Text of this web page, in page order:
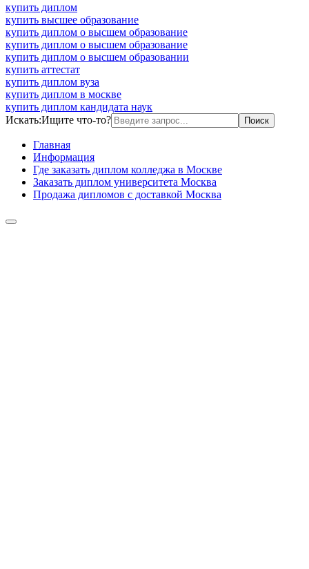
купить диплом
купить высшее образование
купить диплом о высшем образование
купить диплом о высшем образование
купить диплом о высшем образовании
купить аттестат
купить диплом вуза
купить диплом в москве
купить диплом кандидата наук
Искать:Ищите что-то?
Главная
Информация
Где заказать диплом колледжа в Москве
Заказать диплом университета Москва
Продажа дипломов с доставкой Москва